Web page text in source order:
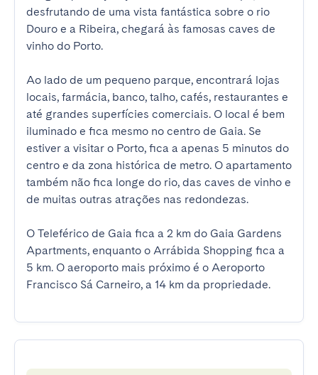
desfrutando de uma vista fantástica sobre o rio
Douro e a Ribeira, chegará às famosas caves de
vinho do Porto.
Ao lado de um pequeno parque, encontrará lojas
locais, farmácia, banco, talho, cafés, restaurantes e
até grandes superfícies comerciais. O local é bem
iluminado e fica mesmo no centro de Gaia. Se
estiver a visitar o Porto, fica a apenas 5 minutos do
centro e da zona histórica de metro. O apartamento
também não fica longe do rio, das caves de vinho e
de muitas outras atrações nas redondezas.
O Teleférico de Gaia fica a 2 km do Gaia Gardens
Apartments, enquanto o Arrábida Shopping fica a
5 km. O aeroporto mais próximo é o Aeroporto
Francisco Sá Carneiro, a 14 km da propriedade.